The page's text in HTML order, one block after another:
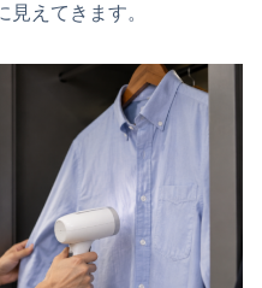
えてきます。